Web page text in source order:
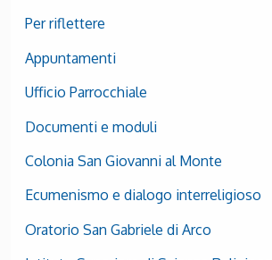
Per riflettere
Appuntamenti
Ufficio Parrocchiale
Documenti e moduli
Colonia San Giovanni al Monte
Ecumenismo e dialogo interreligioso
Oratorio San Gabriele di Arco